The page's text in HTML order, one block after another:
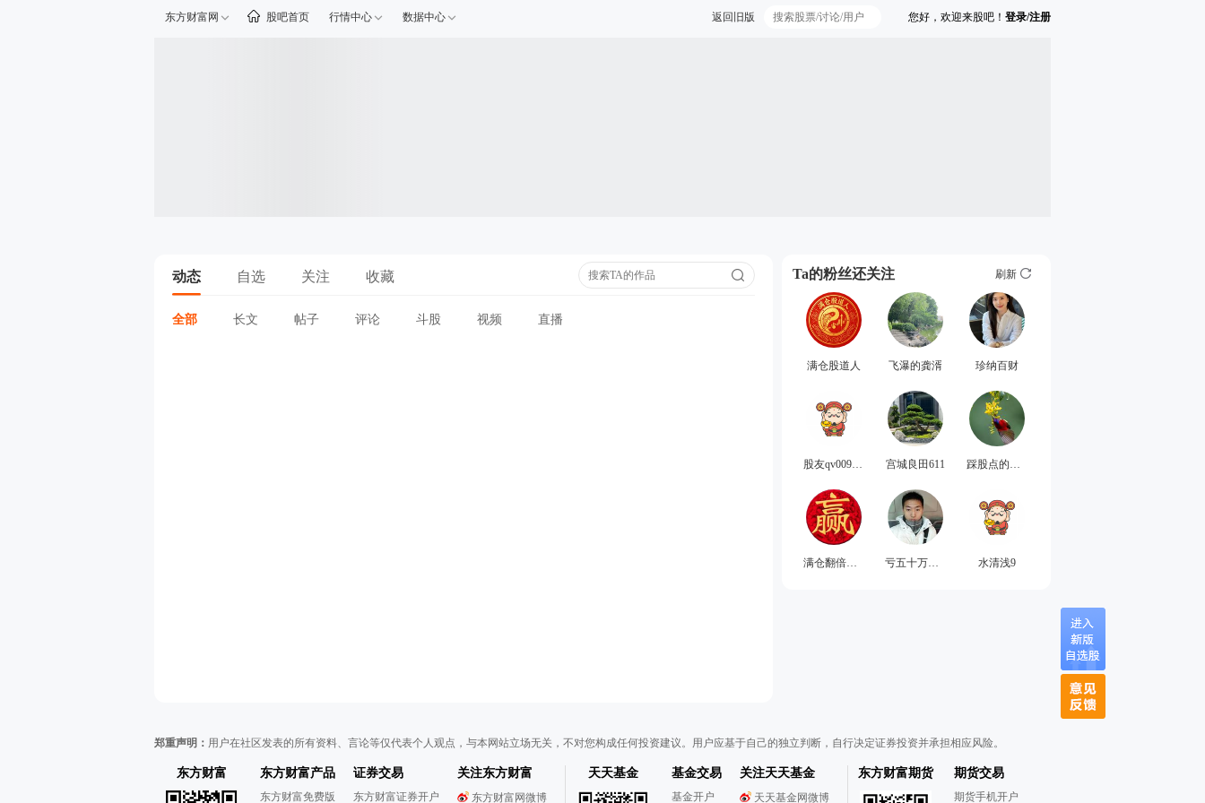
东方财富网 股吧首页 行情中心 数据中心 您好，欢迎来股吧！ 登录/注册
返回旧版
动态 自选 关注 收藏
全部 长文 帖子 评论 斗股 视频 直播
Ta的粉丝还关注 刷新
满仓股道人 飞瀑的龚湑 珍纳百财
股友qv00996086 宫城良田611 踩股点的花猫
满仓翻倍之旅 亏五十万退坑 水清浅9
郑重声明： 用户在社区发表的所有资料、言论等仅代表个人观点，与本网站立场无关，不对您构成任何投资建议。用户应基于自己的独立判断，自行决定证券投资并承担相应风险。
东方财富 东方财富产品
东方财富免费版
证券交易
东方财富证券开户
关注东方财富
东方财富网微博
天天基金 基金交易
基金开户
关注天天基金
天天基金网微博
东方财富期货 期货交易
期货手机开户